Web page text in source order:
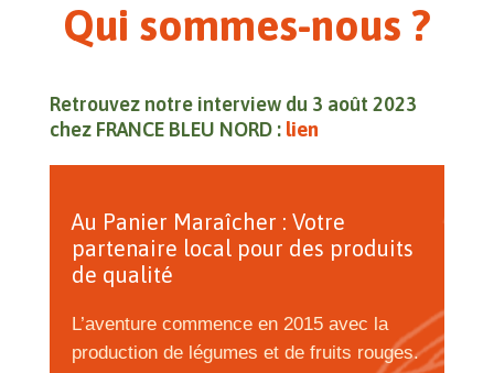
Qui sommes-nous ?
Retrouvez notre interview du 3 août 2023
chez FRANCE BLEU NORD : lien
Au Panier Maraîcher : Votre
partenaire local pour des produits
de qualité
L’aventure commence en 2015 avec la
production de légumes et de fruits rouges.